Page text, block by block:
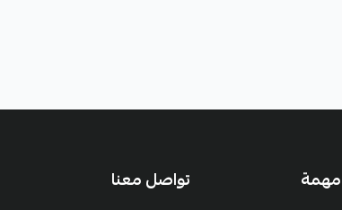
مهمة تواصل معنا